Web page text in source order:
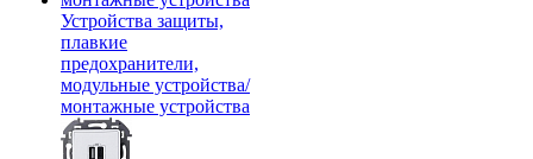
Устройства защиты,
плавкие
предохранители,
модульные устройства/
монтажные устройства